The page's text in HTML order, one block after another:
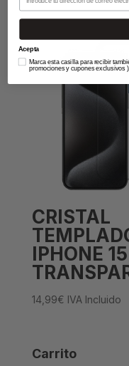
CRISTAL
IPHONE
14,99€ IVA Incluido
Carrito
Acepta
Marca esta casilla para recibir
promociones y cupones exclusivos ).